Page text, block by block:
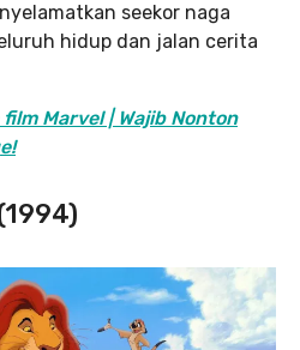
seekor naga
hidup dan jalan cerita
Marvel | Wajib Nonton